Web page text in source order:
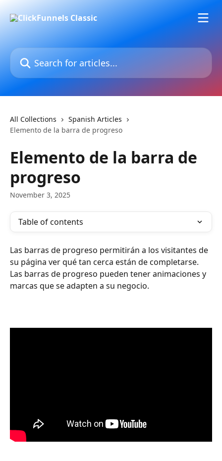
Search for articles...
All Collections
Spanish Articles
Elemento de la barra de progreso
Elemento de la barra de
progreso
November 3, 2025
Table of contents
Las barras de progreso permitirán a los visitantes de
su página ver qué tan cerca están de completarse.
Las barras de progreso pueden tener animaciones y
marcas que se adapten a su negocio.